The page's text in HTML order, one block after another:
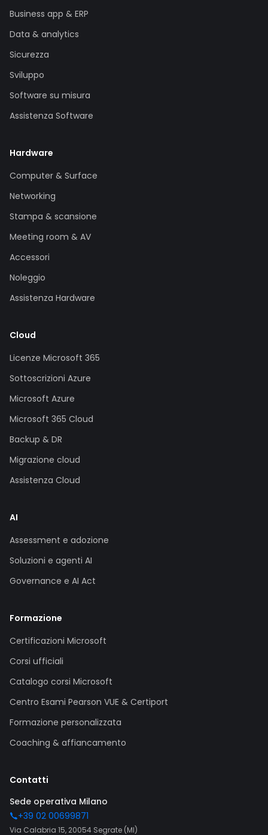
Business app & ERP
Data & analytics
Sicurezza
Sviluppo
Software su misura
Assistenza Software
Hardware
Computer & Surface
Networking
Stampa & scansione
Meeting room & AV
Accessori
Noleggio
Assistenza Hardware
Cloud
Licenze Microsoft 365
Sottoscrizioni Azure
Microsoft Azure
Microsoft 365 Cloud
Backup & DR
Migrazione cloud
Assistenza Cloud
AI
Assessment e adozione
Soluzioni e agenti AI
Governance e AI Act
Formazione
Certificazioni Microsoft
Corsi ufficiali
Catalogo corsi Microsoft
Centro Esami Pearson VUE & Certiport
Formazione personalizzata
Coaching & affiancamento
Contatti
Sede operativa Milano
+39 02 00699871
Via Calabria 15, 20054 Segrate (MI)